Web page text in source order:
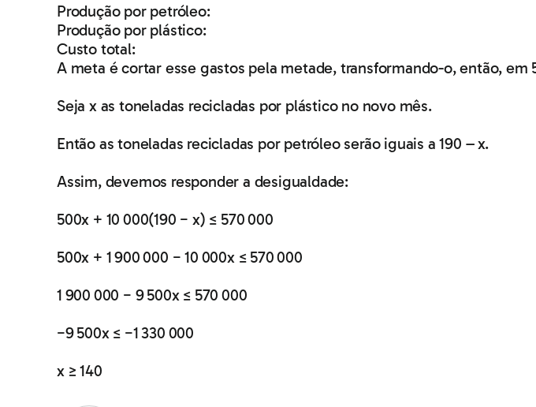
Produção por petróleo:
Produção por plástico:
Custo total:
A meta é cortar esse gastos pela metade, transformando-o, então, em
Seja x as toneladas recicladas por plástico no novo mês.
Então as toneladas recicladas por petróleo serão iguais a 190 – x.
Assim, devemos responder a desigualdade:
500x + 10 000(190 − x) ≤ 570 000
500x + 1 900 000 − 10 000x ≤ 570 000
1 900 000 − 9 500x ≤ 570 000
−9 500x ≤ −1 330 000
x ≥ 140